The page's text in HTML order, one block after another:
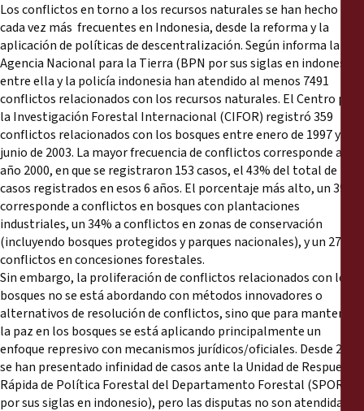
Los conflictos en torno a los recursos naturales se han hecho
cada vez más frecuentes en Indonesia, desde la reforma y la
aplicación de políticas de descentralización. Según informa la
Agencia Nacional para la Tierra (BPN por sus siglas en indonesio),
entre ella y la policía indonesia han atendido al menos 7491
conflictos relacionados con los recursos naturales. El Centro para
la Investigación Forestal Internacional (CIFOR) registró 359
conflictos relacionados con los bosques entre enero de 1997 y
junio de 2003. La mayor frecuencia de conflictos corresponde al
año 2000, en que se registraron 153 casos, el 43% del total de
casos registrados en esos 6 años. El porcentaje más alto, un 39%,
corresponde a conflictos en bosques con plantaciones
industriales, un 34% a conflictos en zonas de conservación
(incluyendo bosques protegidos y parques nacionales), y un 27% a
conflictos en concesiones forestales.
Sin embargo, la proliferación de conflictos relacionados con los
bosques no se está abordando con métodos innovadores o
alternativos de resolución de conflictos, sino que para mantener
la paz en los bosques se está aplicando principalmente un
enfoque represivo con mecanismos jurídicos/oficiales. Desde 2005
se han presentado infinidad de casos ante la Unidad de Respuesta
Rápida de Política Forestal del Departamento Forestal (SPORC
por sus siglas en indonesio), pero las disputas no son atendidas de